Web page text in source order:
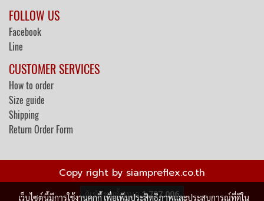
FOLLOW US
Facebook
Line
CUSTOMER SERVICES
How to order
Size guide
Shipping
Return Order Form
Copy right by siampreflex.co.th
ผู้เข้าชมวันนี้ 1
เว็บไซต์นี้มีการใช้งานคุกกี้ เพื่อเพิ่มประสิทธิภาพและประสบการณ์ที่ดีใน